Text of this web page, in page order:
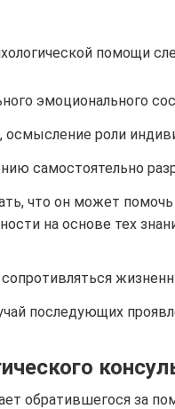
помощи
эмоционального
осмысление роли
самостоятельно
что он может
на основе тех
последующих
обратившегося за